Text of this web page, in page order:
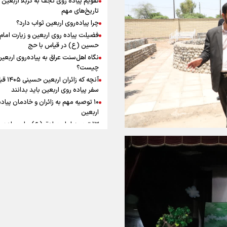
ماندگار شد
افزوده چقدر است؟
اینفوبرنا/ سقف معافیت مالیاتی
حقوق کارکنان دولت و
در بودجه ۱۴۰۵ چقدر است؟
تاریخ‌های مهم
چرا پیاده‌روی اربعین ثواب دارد؟
فضیلت پیاده روی اربعین و زیارت امام
حسین (ع) در قیاس با حج
نگاه اهل‌سنت عراق به پیاده‌روی
چیست؟
آنچه که
سفر پیاده روی اربعین باید بدانند
۱۰ توصیه مهم به زائران و خادمان
اربعین
۱۳ توصیه امام صادق (ع) برای